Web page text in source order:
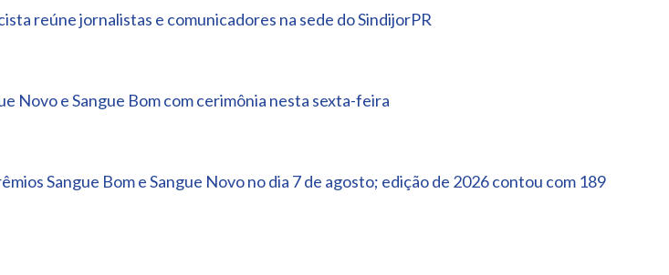
reúne jornalistas e comunicadores na sede do SindijorPR
Novo e Sangue Bom com cerimônia nesta sexta-feira
Sangue Bom e Sangue Novo no dia 7 de agosto; edição de 2026 contou com 189